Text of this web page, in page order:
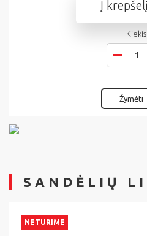
Į krepšelį
Kiekis:
Žymėti
SANDĖLIŲ
NETURIME